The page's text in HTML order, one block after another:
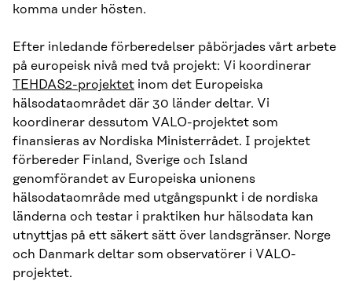
komma under hösten.
Efter inledande förberedelser påbörjades vårt arbete
på europeisk nivå med två projekt: Vi koordinerar
TEHDAS2-projektet inom det Europeiska
hälsodataområdet där 30 länder deltar. Vi
koordinerar dessutom VALO-projektet som
finansieras av Nordiska Ministerrådet. I projektet
förbereder Finland, Sverige och Island
genomförandet av Europeiska unionens
hälsodataområde med utgångspunkt i de nordiska
länderna och testar i praktiken hur hälsodata kan
utnyttjas på ett säkert sätt över landsgränser. Norge
och Danmark deltar som observatörer i VALO-
projektet.